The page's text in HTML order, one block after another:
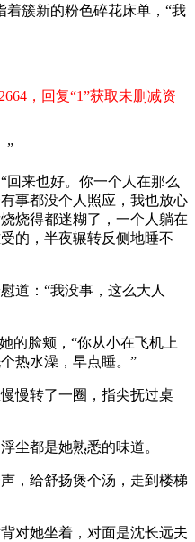
簇新的粉色碎花床单，“我
，回复“1”获取未删减资
”
回来也好。你一个人在那么
事都没个人照应，我也放心
烧得都迷糊了，一个人躺在
的，半夜辗转反侧地睡不
道：“我没事，这么大人
的脸颊，“你从小在飞机上
热水澡，早点睡。”
慢转了一圈，指尖抚过桌
尘都是她熟悉的味道。
，给舒扬煲个汤，走到楼梯
对她坐着，对面是沈长远夫